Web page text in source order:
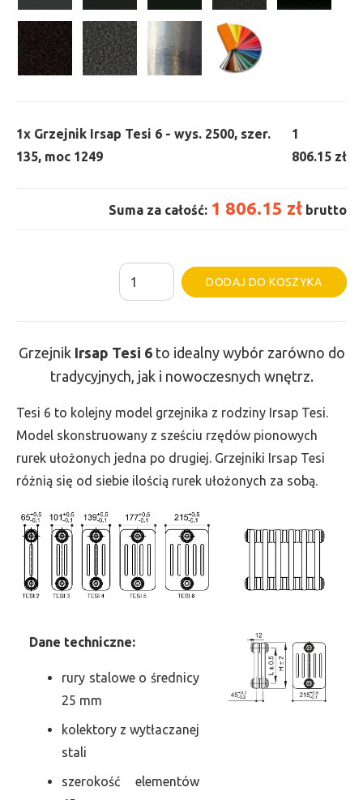
1x Grzejnik Irsap Tesi 6 - wys. 2500, szer.
135, moc 1249
1
806.15 zł
Suma za całość: 1 806.15 zł brutto
ilość
Grzejnik
wys.
2500,
szer.
135,
1249
DODAJ DO KOSZYKA
Grzejnik Irsap Tesi 6to idealny wybór zarówno do
tradycyjnych, jak i nowoczesnych wnętrz.
Tesi 6 to kolejny model grzejnika z rodziny Irsap Tesi.
Model skonstruowany z sześciu rzędów pionowych
rurek ułożonych jedna po drugiej. Grzejniki Irsap Tesi
różnią się od siebie ilością rurek ułożonych za sobą.
Dane techniczne:
rury stalowe o średnicy
25 mm
kolektory z wytłaczanej
stali
szerokość elementów